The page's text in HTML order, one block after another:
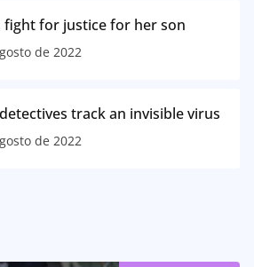
fight for justice for her son
de 2022
track an invisible virus
de 2022